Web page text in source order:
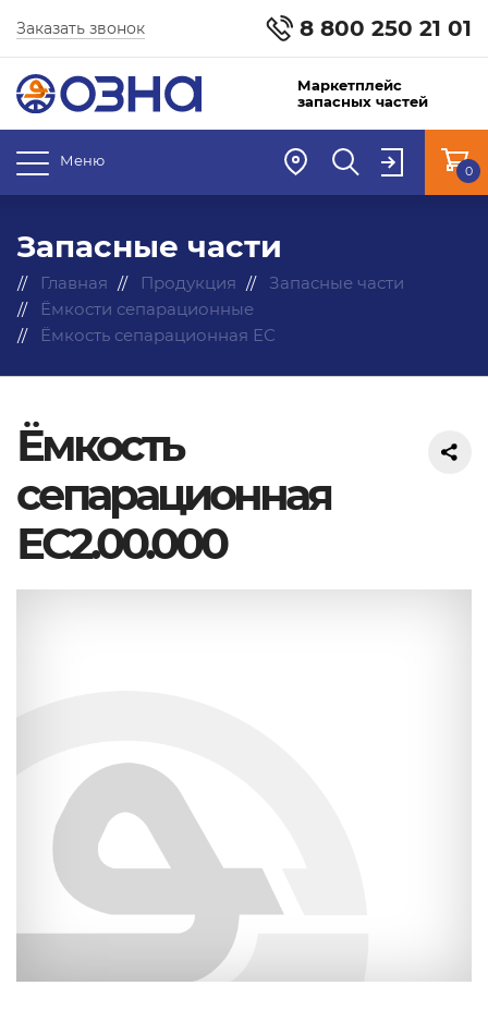
8 800 250 21 01
Заказать звонок
Маркетплейс
запасных частей
Меню
0
Запасные части
Главная Продукция
Запасные части
Ёмкости сепарационные
Ёмкость сепарационная ЕС
Ёмкость
сепарационная
ЕС2.00.000